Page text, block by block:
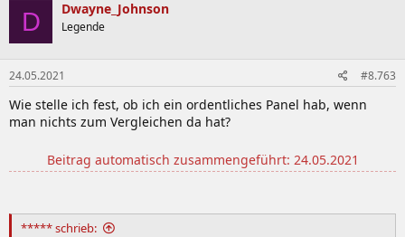
D Dwayne_Johnson
Legende
24.05.2021 #8.763
Wie stelle ich fest, ob ich ein ordentliches Panel hab, wenn
man nichts zum Vergleichen da hat?
Beitrag automatisch zusammengeführt: 24.05.2021
***** schrieb: